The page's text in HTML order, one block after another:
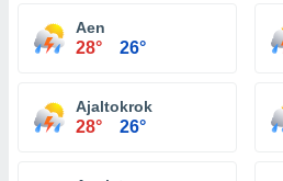
Aen
28° 26°
Ajaltokrok
28° 26°